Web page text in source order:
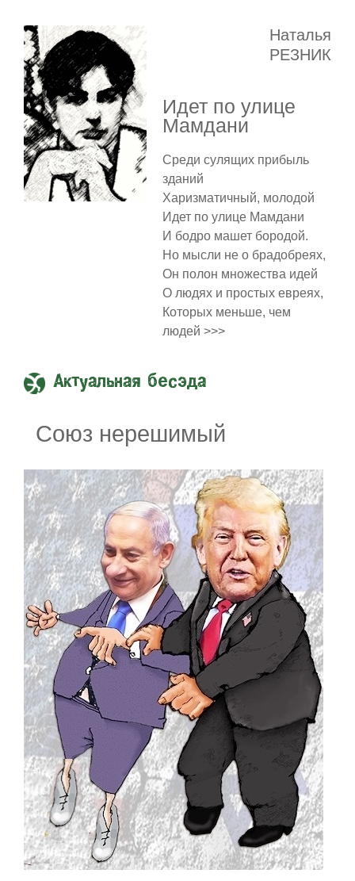
Наталья
РЕЗНИК
Идет по улице
Мамдани
Среди сулящих прибыль
зданий
Харизматичный, молодой
Идет по улице Мамдани
И бодро машет бородой.
Но мысли не о брадобреях,
Он полон множества идей
О людях и простых евреях,
Которых меньше, чем
людей >>>
Актуальная бесэда
Союз нерешимый